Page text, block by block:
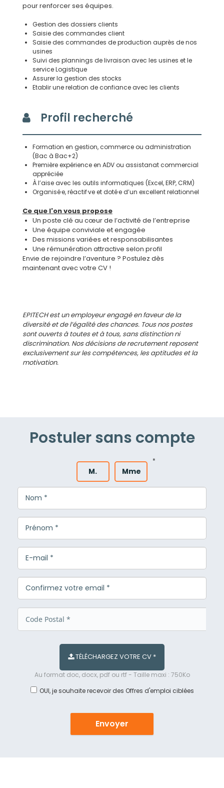
pour renforcer ses équipes.
Gestion des dossiers clients
Saisie des commandes client
Saisie des commandes de production auprès de nos
usines
Suivi des plannings de livraison avec les usines et le
service Logistique
Assurer la gestion des stocks
Etablir une relation de confiance avec les clients
Profil recherché
Formation en gestion, commerce ou administration
(Bac à Bac+2)
Première expérience en ADV ou assistanat commercial
appréciée
À l’aise avec les outils informatiques (Excel, ERP, CRM)
Organisé·e, réactif·ve et doté·e d’un excellent relationnel
Ce que l'on vous propose
Un poste clé au cœur de l’activité de l’entreprise
Une équipe conviviale et engagée
Des missions variées et responsabilisantes
Une rémunération attractive selon profil
Envie de rejoindre l’aventure ? Postulez dès
maintenant avec votre CV !
EPITECH est un employeur engagé en faveur de la
diversité et de l’égalité des chances. Tous nos postes
sont ouverts à toutes et à tous, sans distinction ni
discrimination. Nos décisions de recrutement reposent
exclusivement sur les compétences, les aptitudes et la
motivation.
Postuler sans compte
M. Mme
*
TÉLÉCHARGEZ VOTRE CV *
Au format doc, docx, pdf ou rtf - Taille maxi : 750Ko
OUI, je souhaite recevoir des Offres d'emploi ciblées
Envoyer